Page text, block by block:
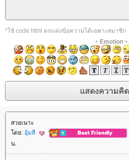
*ใช้ code html ตกแต่งข้อความได้เฉพาะสมาชิก
+ Emotion+
สวยเนาะ
ดย: อุ้มสี
น.